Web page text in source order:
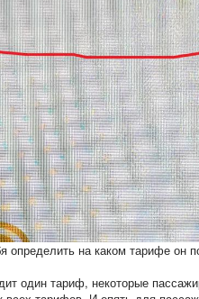
определить на каком тарифе
один тариф, некоторые